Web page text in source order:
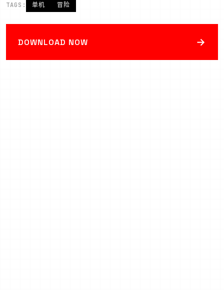
TAGS: 单机 冒险
DOWNLOAD NOW →